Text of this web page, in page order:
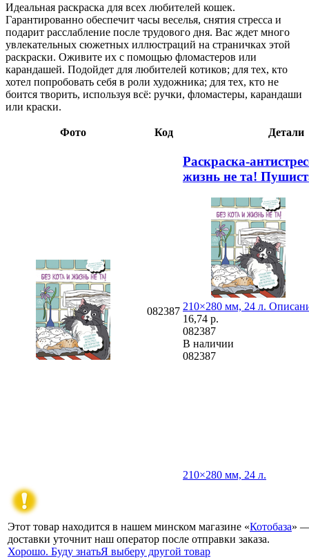
Идеальная раскраска для всех любителей кошек.
Гарантированно обеспечит часы веселья, снятия стресса и
подарит расслабление после трудового дня. Вас ждет много
увлекательных сюжетных иллюстраций на страничках этой
раскраски. Оживите их с помощью фломастеров или
карандашей. Подойдет для любителей котиков; для тех, кто
хотел попробовать себя в роли художника; для тех, кто не
боится творить, используя всё: ручки, фломастеры, карандаши
или краски.
Фото Код Детали
082387
Раскраска-
жизнь не та!
210×280 мм, 24 л.
16,74 р.
082387
В наличии
082387
210×280 мм, 24 л.
Этот товар находится в нашем минском магазине «Котобаза» —
доставки уточнит наш оператор после отправки заказа.
Хорошо. Буду знатьЯ выберу другой товар